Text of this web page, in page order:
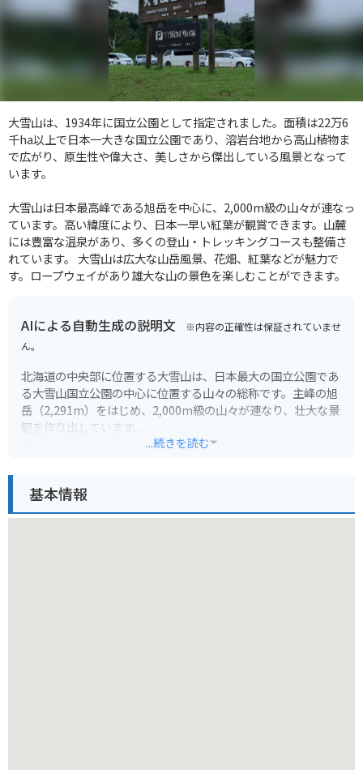
大雪山は、1934年に国立公園として指定されました。面積は22万6
千ha以上で日本一大きな国立公園であり、溶岩台地から高山植物ま
で広がり、原生性や偉大さ、美しさから傑出している風景となって
います。
大雪山は日本最高峰である旭岳を中心に、2,000m級の山々が連なっ
ています。高い緯度により、日本一早い紅葉が観賞できます。山麓
には豊富な温泉があり、多くの登山・トレッキングコースも整備さ
れています。 大雪山は広大な山岳風景、花畑、紅葉などが魅力で
す。ロープウェイがあり雄大な山の景色を楽しむことができます。
AIによる自動生成の説明文 ※内容の正確性は保証されていませ
ん。
北海道の中央部に位置する大雪山は、日本最大の国立公園であ
る大雪山国立公園の中心に位置する山々の総称です。主峰の旭
岳（2,291m）をはじめ、2,000m級の山々が連なり、壮大な景
観を作り出しています。
おり、初心者から上級者までレベルに合わせた登山を楽しむこ
とができます。一方、冬は一面の銀世界となり、スキーやスノ
...続きを読む
基本情報